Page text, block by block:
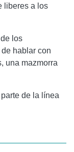
liberes a los
los
hablar con
una mazmorra
de la línea